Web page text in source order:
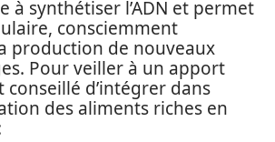
à synthétiser l’ADN et permet
consciemment
production de nouveaux
Pour veiller à un apport
conseillé d’intégrer dans
des aliments riches en